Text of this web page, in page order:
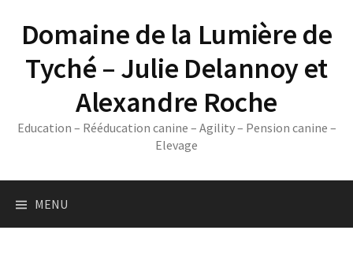
contentDomaine de la Lumière de
Tyché – Julie Delannoy et
Alexandre Roche
Education – Rééducation canine – Agility – Pension canine –
Elevage
MENU